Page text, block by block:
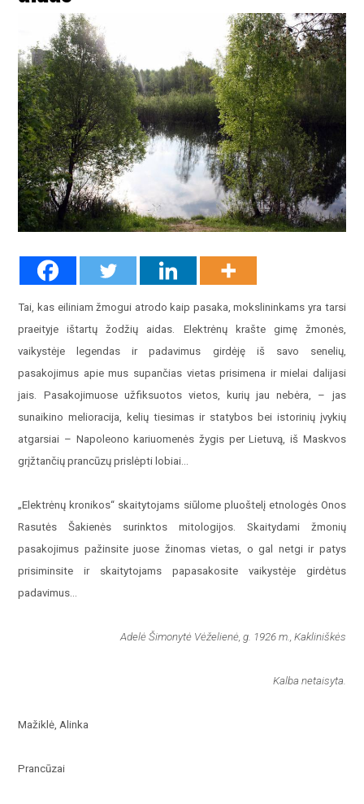
Tai, kas eiliniam žmogui atrodo kaip pasaka, mokslininkams yra tarsi
praeityje ištartų žodžių aidas. Elektrėnų krašte gimę žmonės,
vaikystėje legendas ir padavimus girdėję iš savo senelių,
pasakojimus apie mus supančias vietas prisimena ir mielai dalijasi
jais. Pasakojimuose užfiksuotos vietos, kurių jau nebėra, – jas
sunaikino melioracija, kelių tiesimas ir statybos bei istorinių įvykių
atgarsiai – Napoleono kariuomenės žygis per Lietuvą, iš Maskvos
grįžtančių prancūzų prislėpti lobiai…
„Elektrėnų kronikos“ skaitytojams siūlome pluoštelį etnologės Onos
Rasutės Šakienės surinktos mitologijos. Skaitydami žmonių
pasakojimus pažinsite juose žinomas vietas, o gal netgi ir patys
prisiminsite ir skaitytojams papasakosite vaikystėje girdėtus
padavimus…
Adelė Šimonytė Vėželienė, g. 1926 m., Kakliniškės
Kalba netaisyta.
Mažiklė, Alinka
Prancūzai